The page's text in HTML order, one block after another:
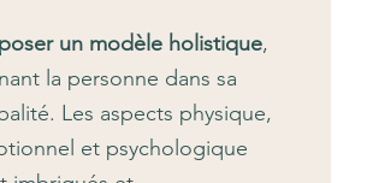
un modèle holistique,
la personne dans sa
Les aspects physique,
et psychologique